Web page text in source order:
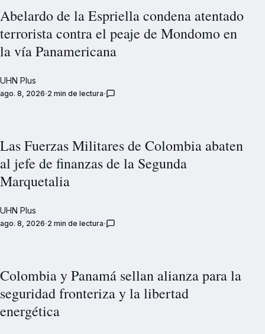
Abelardo de la Espriella condena atentado
terrorista contra el peaje de Mondomo en
la vía Panamericana
UHN Plus
ago. 8, 2026 2 min de lectura
Las Fuerzas Militares de Colombia abaten
al jefe de finanzas de la Segunda
Marquetalia
UHN Plus
ago. 8, 2026 2 min de lectura
Colombia y Panamá sellan alianza para la
seguridad fronteriza y la libertad
energética